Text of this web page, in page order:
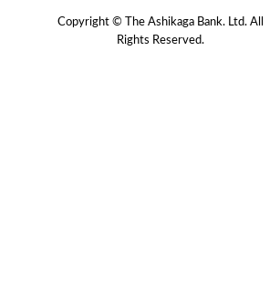
Copyright © The Ashikaga Bank. Ltd. All
Rights Reserved.